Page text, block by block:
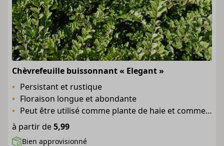
Chèvrefeuille buissonnant « Elegant »
Persistant et rustique
Floraison longue et abondante
Peut être utilisé comme plante de haie et comme couvre-sol de hauteur moyenne
à partir de5,99
Bien approvisionné